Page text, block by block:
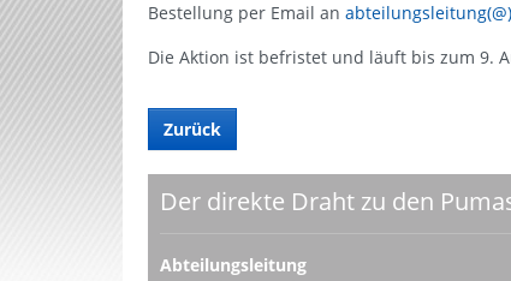
Bestellung per Email an
Die Aktion ist befristet und läuft bis zum 9.
Zurück
Der direkte Draht zu den
Abteilungsleitung